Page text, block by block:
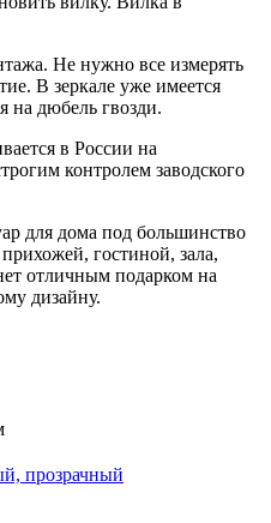
Не нужно все измерять
В зеркале уже имеется
на дюбель гвозди.
в России на
контролем заводского
для дома под большинство
гостиной, зала,
отличным подарком на
дизайну.
прозрачный